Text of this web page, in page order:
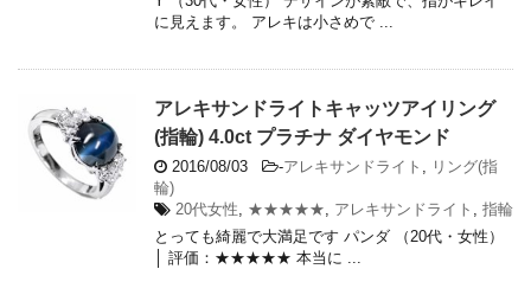
に見えます。 アレキは小さめで ...
アレキサンドライトキャッツアイリング
(指輪) 4.0ct プラチナ ダイヤモンド
2016/08/03 -アレキサンドライト
リング(指
輪)
20代女性
★★★★★ アレキサンドライト
指輪
とっても綺麗で大満足です パンダ （20代・女性）
│ 評価：★★★★★ 本当に ...